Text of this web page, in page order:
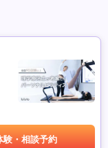
験・相談予約